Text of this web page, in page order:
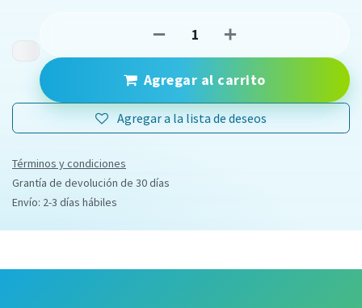
Agregar al carrito
Agregar a la lista de deseos
Términos y condiciones
Grantía de devolución de 30 días
Envío: 2-3 días hábiles